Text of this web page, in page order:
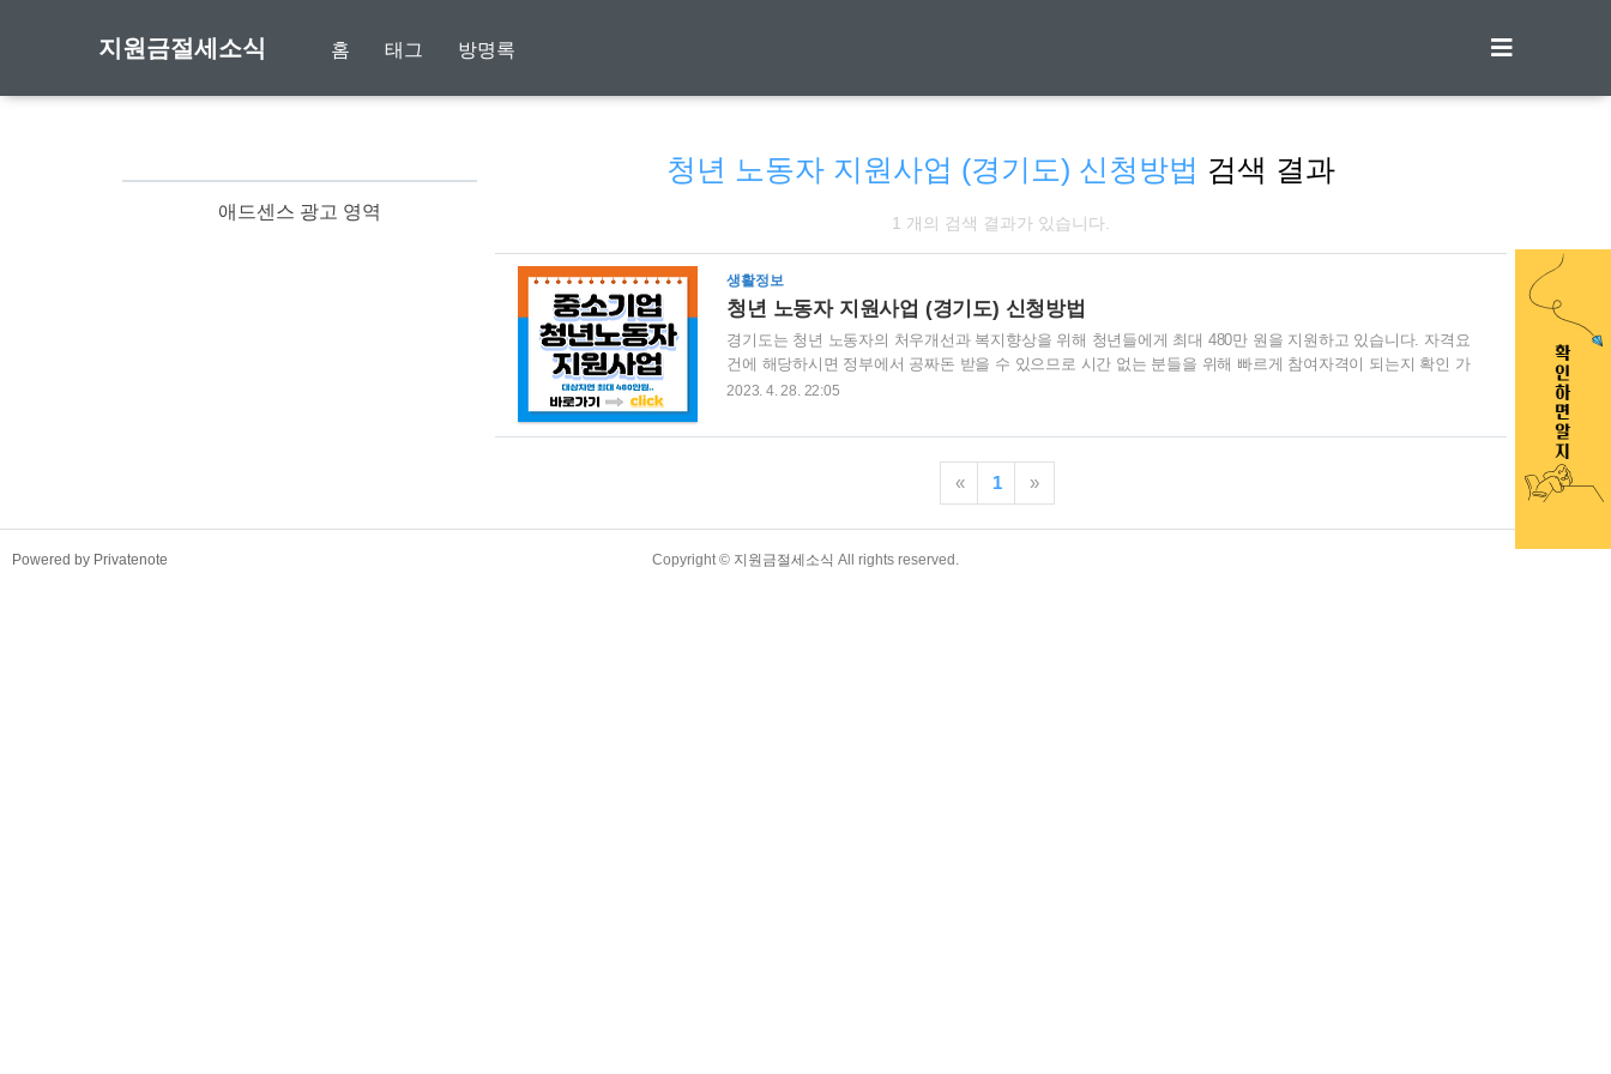
지원금절세소식 홈 태그 방명록
청년 노동자 지원사업 (경기도) 신청방법 검색 결과
1 개의 검색 결과가 있습니다.
생활정보
청년 노동자 지원사업 (경기도) 신청방법
경기도는 청년 노동자의 처우개선과 복지향상을 위해 청년들에게 최대 480만 원을 지원하고 있습니다. 자격요
건에 해당하시면 정부에서 공짜돈 받을 수 있으므로 시간 없는 분들을 위해 빠르게 참여자격이 되는지 확인 가
능한 링크 남겨 드릴 테니 빠르게 확인 후 공짜돈 받으셨으면 합니다. 경기도 중소기업 노동자 지원사업에 대해
년 노동자 지원사업 경기도 신청방법 1) 신청기간 ✅ 2023년 5월 1일(월) 09:00 ~ 5월 15일(월) 18:00 2) 신청방법
✅ 청년 노동자 지원사업 온라인신청 청년 노동자 지원사업 바로가기 3) 지원대상 ✅ 만 18세 이상 ~ 만 34세 이
2023. 4. 28. 22:05
« 1 »
애드센스 광고 영역
Powered by Privatenote Copyright © 지원금절세소식 All rights reserved.
TistoryWhaleSkin3.4